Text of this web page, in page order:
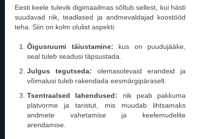
Eesti keele tulevik digimaailmas sõltub sellest, kui hästi
suudavad riik, teadlased ja andmevaldajad koostööd
teha. Siin on kolm olulist aspekti:
Õigusruumi täiustamine: kus on puudujääke,
seal tuleb seadusi täpsustada.
Julgus tegutseda: olemasolevaid erandeid ja
võimalusi tuleb rakendada eesmärgipäraselt.
Tsentraalsed lahendused: riik peab pakkuma
platvorme ja taristut, mis muudab lihtsamaks
andmete vahetamise ja keelemudelite
arendamise.